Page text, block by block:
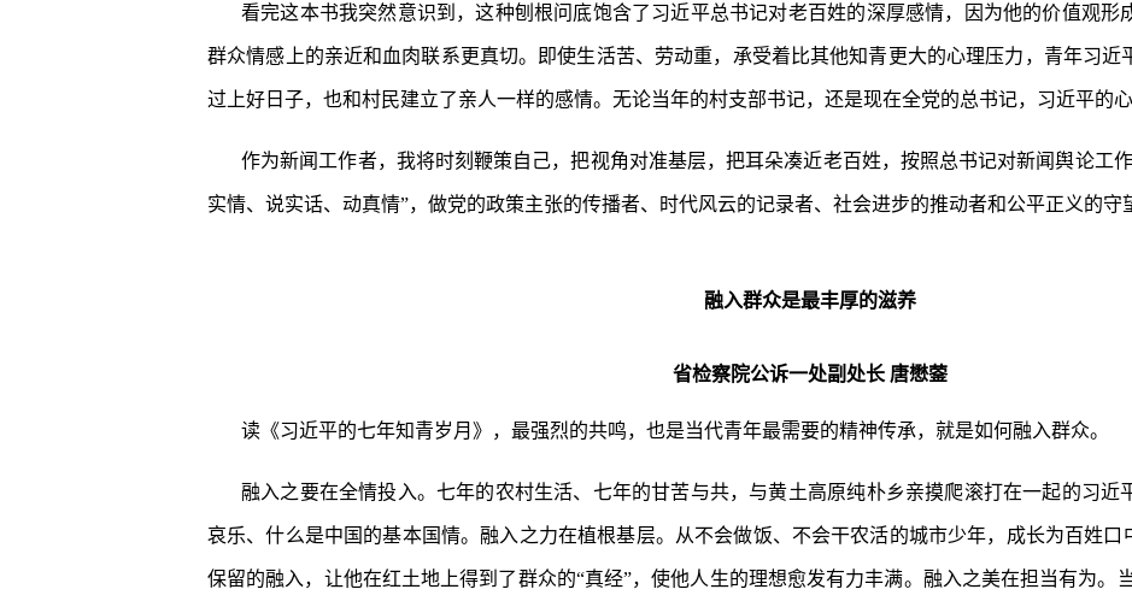
看完这本书我突然意识到，这种刨根问底饱含了习近平总书记对老百姓的深厚感情，因为他的价值观形
群众情感上的亲近和血肉联系更真切。即使生活苦、劳动重，承受着比其他知青更大的心理压力，青年习近
过上好日子，也和村民建立了亲人一样的感情。无论当年的村支部书记，还是现在全党的总书记，习近平的
作为新闻工作者，我将时刻鞭策自己，把视角对准基层，把耳朵凑近老百姓，按照总书记对新闻舆论工
实情、说实话、动真情”，做党的政策主张的传播者、时代风云的记录者、社会进步的推动者和公平正义的守
融入群众是最丰厚的滋养
省检察院公诉一处副处长 唐懋蓥
读《习近平的七年知青岁月》，最强烈的共鸣，也是当代青年最需要的精神传承，就是如何融入群众。
融入之要在全情投入。七年的农村生活、七年的甘苦与共，与黄土高原纯朴乡亲摸爬滚打在一起的习近
哀乐、什么是中国的基本国情。融入之力在植根基层。从不会做饭、不会干农活的城市少年，成长为百姓口
保留的融入，让他在红土地上得到了群众的“真经”，使他人生的理想愈发有力丰满。融入之美在担当有为。